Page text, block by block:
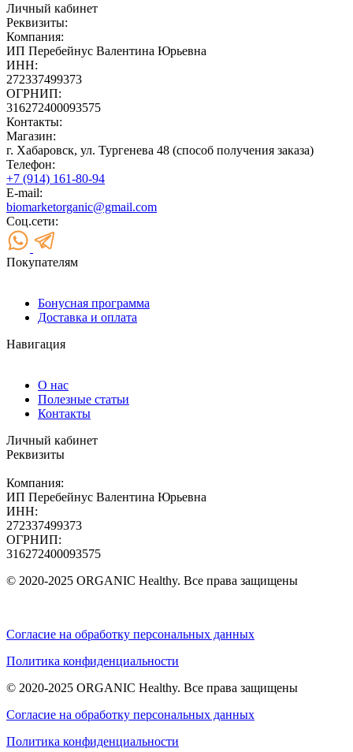
Личный кабинет
Реквизиты:
Компания:
ИП Перебейнус Валентина Юрьевна
ИНН:
272337499373
ОГРНИП:
316272400093575
Контакты:
Магазин:
г. Хабаровск, ул. Тургенева 48 (способ получения заказа)
Телефон:
+7 (914) 161-80-94
E-mail:
biomarketorganic@gmail.com
Соц.сети:
Покупателям
Бонусная программа
Доставка и оплата
Навигация
О нас
Полезные статьи
Контакты
Личный кабинет
Реквизиты
Компания:
ИП Перебейнус Валентина Юрьевна
ИНН:
272337499373
ОГРНИП:
316272400093575
© 2020-2025 ORGANIC Healthy. Все права защищены
Согласие на обработку персональных данных
Политика конфиденциальности
© 2020-2025 ORGANIC Healthy. Все права защищены
Согласие на обработку персональных данных
Политика конфиденциальности